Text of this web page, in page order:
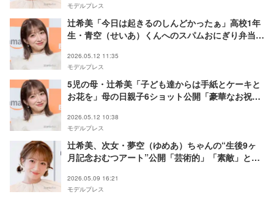
モデルプレス
辻希美「今日は起きるのしんどかったぁ」高校1年
生・青空（せいあ）くんへのスパムおにぎり弁当に
てあって可愛い」
2026.05.12 11:35
モデルプレス
5児の母・辻希美「子ども達からは手紙とケーキと
お花を」母の日親子6ショット公開「豪華なお祝
2026.05.12 10:38
モデルプレス
辻希美、次女・夢空（ゆめあ）ちゃんの“生後9ヶ
月記念おむつアート”公開「芸術的」「素敵」と反
2026.05.09 16:21
モデルプレス